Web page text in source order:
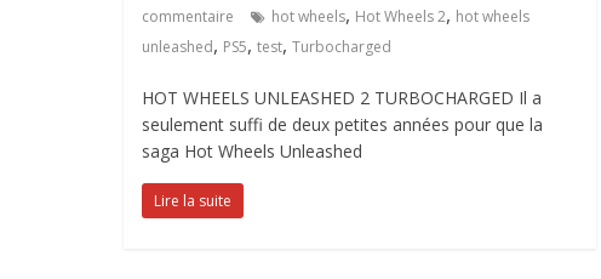
commentaire
hot wheels, Hot Wheels 2, hot wheels
unleashed, PS5, test, Turbocharged
HOT WHEELS UNLEASHED 2 TURBOCHARGED Il a
seulement suffi de deux petites années pour que la
saga Hot Wheels Unleashed
Lire la suite